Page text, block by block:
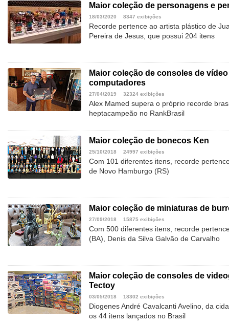
Maior coleção de personagens e
18/03/2020 8347 exibições
Recorde pertence ao artista plástico de
Pereira de Jesus, que possui 204 itens
Maior coleção de consoles de
computadores
27/04/2019 32324 exibições
Alex Mamed supera o próprio recorde
heptacampeão no RankBrasil
Maior coleção de bonecos Ken
25/10/2018 24997 exibições
Com 101 diferentes itens, recorde
de Novo Hamburgo (RS)
Maior coleção de miniaturas de
27/09/2018 15875 exibições
Com 500 diferentes itens, recorde
(BA), Denis da Silva Galvão de Carvalho
Maior coleção de consoles de
Tectoy
03/05/2018 18302 exibições
Diogenes André Cavalcanti Avelino, da
os 44 itens lançados no Brasil